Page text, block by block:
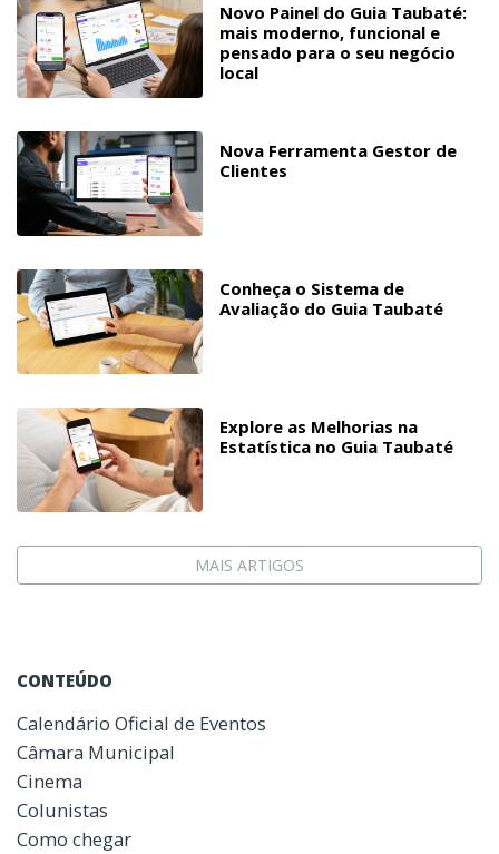
Novo Painel do Guia Taubaté:
mais moderno, funcional e
pensado para o seu negócio
local
Nova Ferramenta Gestor de
Clientes
Conheça o Sistema de
Avaliação do Guia Taubaté
Explore as Melhorias na
Estatística no Guia Taubaté
MAIS ARTIGOS
CONTEÚDO
Calendário Oficial de Eventos
Câmara Municipal
Cinema
Colunistas
Como chegar